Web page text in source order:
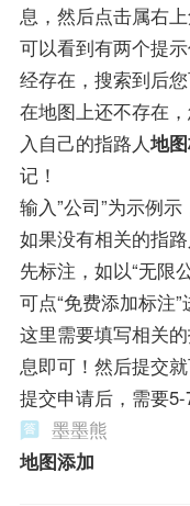
息，然后点击属右
可以看到有两个提
经存在，搜索到后
在地图上还不存在
入自己的指路人地
记！
输入”公司”为示例
如果没有相关的指
先标注，如以“无限
可点“免费添加标注”
这里需要填写相关
息即可！然后提交就
提交申请后，需要
墨墨熊
地图添加